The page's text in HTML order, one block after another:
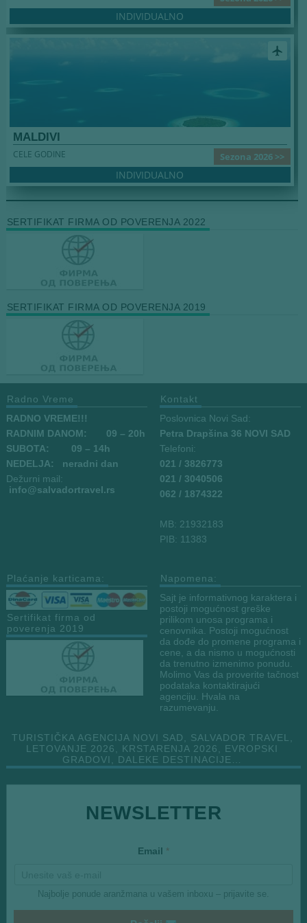
INDIVIDUALNO
airplanemode_active
MALDIVI
Sezona 2026 >>
CELE GODINE
INDIVIDUALNO
SERTIFIKAT FIRMA OD POVERENJA 2022
SERTIFIKAT FIRMA OD POVERENJA 2019
Radno Vreme
RADNO VREME!!!
RADNIM DANOM:
09 – 20h
SUBOTA: 09 – 14h
NEDELJA: neradni dan
Dežurni mail:
info@salvadortravel.rs
Kontakt
Poslovnica Novi Sad:
Petra Drapšina 36 NOVI SAD
Telefoni:
021 / 3826773
021 / 3040506
062 / 1874322
MB: 21932183
PIB: 11383
Plaćanje karticama:
Sertifikat firma od
poverenja 2019
Napomena:
Sajt je informativnog karaktera i
postoji mogućnost greške
prilikom unosa programa i
cenovnika. Postoji mogućnost
da dođe do promene programa i
cene, a da nismo u mogućnosti
da trenutno izmenimo ponudu.
Molimo Vas da proverite tačnost
podataka kontaktirajući
agenciju. Hvala na
razumevanju.
TURISTIČKA AGENCIJA NOVI SAD, SALVADOR TRAVEL,
LETOVANJE 2026, KRSTARENJA 2026, EVROPSKI
GRADOVI, DALEKE DESTINACIJE…
NEWSLETTER
Email *
Najbolje ponude aranžmana u vašem inboxu – prijavite se.